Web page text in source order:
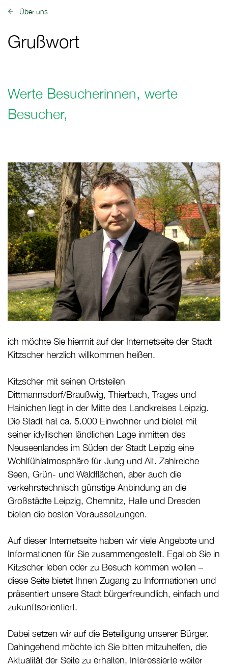
zurück zu:
Über uns
Grußwort
Werte Besucherinnen, werte
Besucher,
ich möchte Sie hiermit auf der Internetseite der Stadt
Kitzscher herzlich willkommen heißen.
Kitzscher mit seinen Ortsteilen
Dittmannsdorf/Braußwig, Thierbach, Trages und
Hainichen liegt in der Mitte des Landkreises Leipzig.
Die Stadt hat ca. 5.000 Einwohner und bietet mit
seiner idyllischen ländlichen Lage inmitten des
Neuseenlandes im Süden der Stadt Leipzig eine
Wohlfühlatmosphäre für Jung und Alt. Zahlreiche
Seen, Grün- und Waldflächen, aber auch die
verkehrstechnisch günstige Anbindung an die
Großstädte Leipzig, Chemnitz, Halle und Dresden
bieten die besten Voraussetzungen.
Auf dieser Internetseite haben wir viele Angebote und
Informationen für Sie zusammengestellt. Egal ob Sie in
Kitzscher leben oder zu Besuch kommen wollen –
diese Seite bietet Ihnen Zugang zu Informationen und
präsentiert unsere Stadt bürgerfreundlich, einfach und
zukunftsorientiert.
Dabei setzen wir auf die Beteiligung unserer Bürger.
Dahingehend möchte ich Sie bitten mitzuhelfen, die
Aktualität der Seite zu erhalten, Interessierte weiter